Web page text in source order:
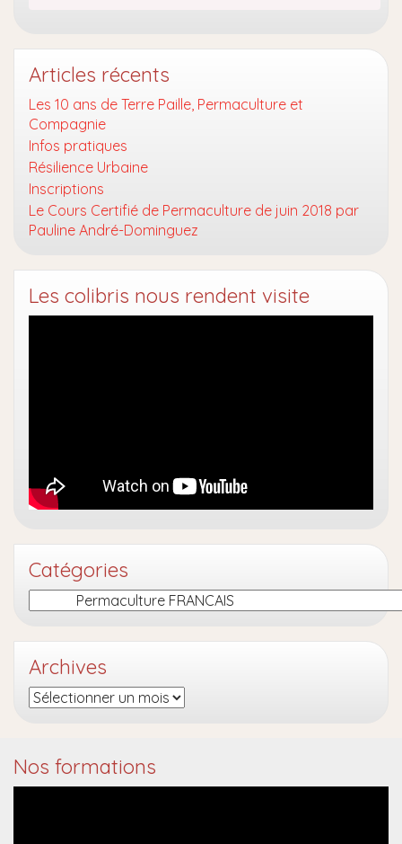
Articles récents
Les 10 ans de Terre Paille, Permaculture et
Compagnie
Infos pratiques
Résilience Urbaine
Inscriptions
Le Cours Certifié de Permaculture de juin 2018 par
Pauline André-Dominguez
Les colibris nous rendent visite
Catégories
Catégories
Archives
Archives
Nos formations